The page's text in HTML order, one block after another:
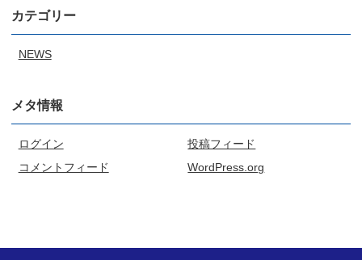
カテゴリー
NEWS
メタ情報
ログイン
投稿フィード
コメントフィード
WordPress.org